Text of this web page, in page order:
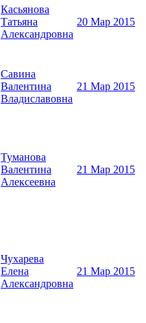
Касьянова
Татьяна
Александровна
20 Мар 2015
Савина
Валентина
Владиславовна
21 Мар 2015
Туманова
Валентина
Алексеевна
21 Мар 2015
Чухарева
Елена
Александровна
21 Мар 2015